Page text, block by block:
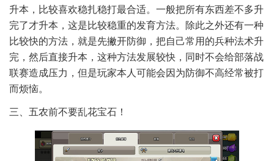
升本，比较喜欢稳扎稳打最合适。一般把所有东西差不多升
完了才升本，这是比较稳重的发育方法。除此之外还有一种
比较快的方法，就是先撇开防御，把自己常用的兵种法术升
完，然后直接升本，这种方法发展较快，同时不会给部落战
联赛造成压力，但是玩家本人可能会因为防御不高经常被打
而烦恼。
三、五农前不要乱花宝石！